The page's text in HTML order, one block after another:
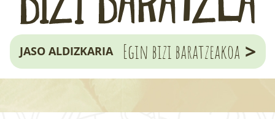
JASO ALDIZKARIA Egin bizi baratzeakoa >